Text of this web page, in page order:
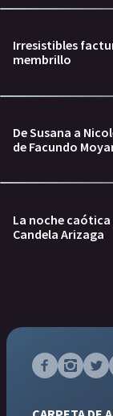
Irresistibles
membrillo
De Susana a
de Facundo
La noche caótica
Candela Arizaga